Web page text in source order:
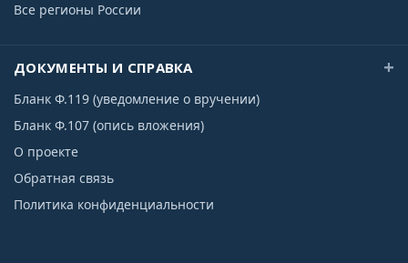
Все регионы России
ДОКУМЕНТЫ И СПРАВКА
Бланк Ф.119 (уведомление о вручении)
Бланк Ф.107 (опись вложения)
О проекте
Обратная связь
Политика конфиденциальности